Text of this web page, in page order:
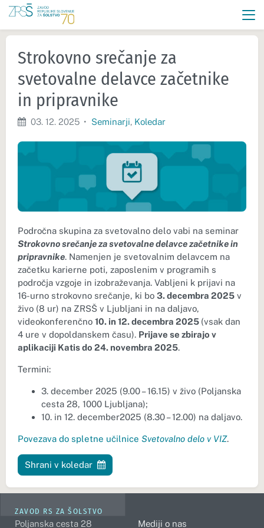
Strokovno srečanje za
svetovalne delavce začetnike
in pripravnike
03. 12. 2025 • Seminarji, Koledar
Področna skupina za svetovalno delo vabi na seminar
Strokovno srečanje za svetovalne delavce začetnike in
pripravnike. Namenjen je svetovalnim delavcem na
začetku karierne poti, zaposlenim v programih s
področja vzgoje in izobraževanja. Vabljeni k prijavi na
16-urno strokovno srečanje, ki bo 3. decembra 2025 v
živo (8 ur) na ZRSŠ v Ljubljani in na daljavo,
videokonferenčno 10. in 12. decembra 2025 (vsak dan
4 ure v dopoldanskem času). Prijave se zbirajo v
aplikaciji Katis do 24. novembra 2025.
Termini:
3. december 2025 (9.00 – 16.15) v živo (Poljanska
cesta 28, 1000 Ljubljana);
10. in 12. december2025 (8.30 – 12.00) na daljavo.
Povezava do spletne učilnice Svetovalno delo v VIZ.
Shrani v koledar
ZAVOD RS ZA ŠOLSTVO
Poljanska cesta 28 Mediji o nas